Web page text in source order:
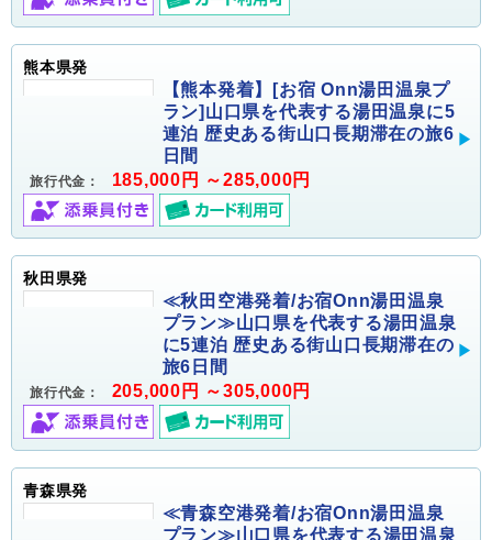
熊本県発
【熊本発着】[お宿 Onn湯田温泉プ
ラン]山口県を代表する湯田温泉に5
連泊 歴史ある街山口長期滞在の旅6
日間
旅行代金： 185,000円 ～285,000円
秋田県発
≪秋田空港発着/お宿Onn湯田温泉
プラン≫山口県を代表する湯田温泉
に5連泊 歴史ある街山口長期滞在の
旅6日間
旅行代金： 205,000円 ～305,000円
青森県発
≪青森空港発着/お宿Onn湯田温泉
プラン≫山口県を代表する湯田温泉